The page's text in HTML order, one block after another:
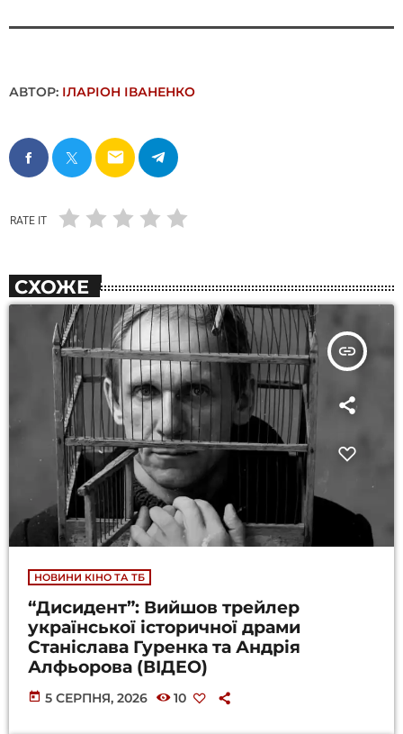
АВТОР: ІЛАРІОН ІВАНЕНКО
email
RATE IT
СХОЖЕ
insert_link
НОВИНИ КІНО ТА ТБ
“Дисидент”: Вийшов трейлер
української історичної драми
Станіслава Гуренка та Андрія
Алфьорова (ВІДЕО)
today 5 СЕРПНЯ, 2026 10